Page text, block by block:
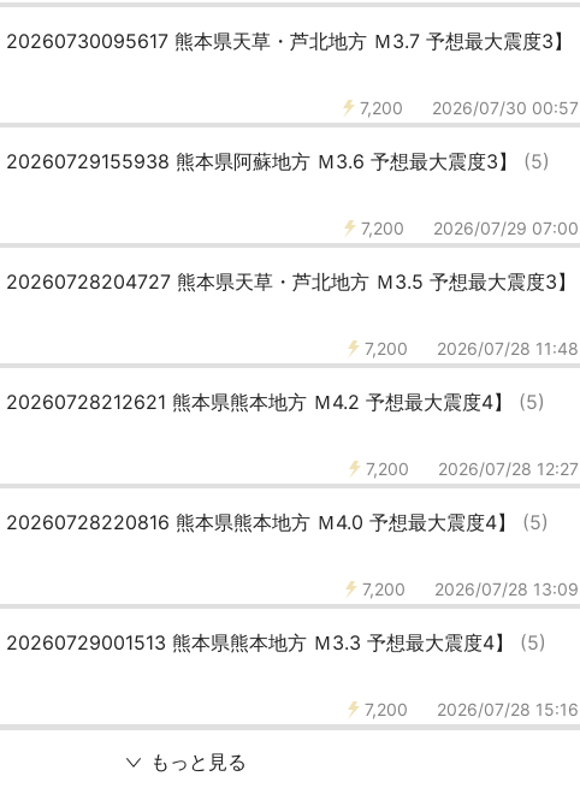
20260730095617 熊本県天草・芦北地方 Ｍ3.7 予想最大震度3】
7,200 2026/07/30 00:57
20260729155938 熊本県阿蘇地方 Ｍ3.6 予想最大震度3】 (5)
7,200 2026/07/29 07:00
20260728204727 熊本県天草・芦北地方 Ｍ3.5 予想最大震度3】
7,200 2026/07/28 11:48
20260728212621 熊本県熊本地方 Ｍ4.2 予想最大震度4】 (5)
7,200 2026/07/28 12:27
20260728220816 熊本県熊本地方 Ｍ4.0 予想最大震度4】 (5)
7,200 2026/07/28 13:09
20260729001513 熊本県熊本地方 Ｍ3.3 予想最大震度4】 (5)
7,200 2026/07/28 15:16
もっと見る